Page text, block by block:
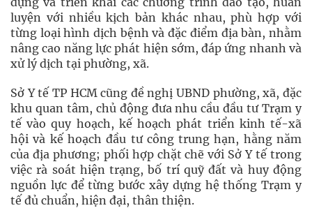
luyện với nhiều kịch bản khác nhau, phù hợp với
từng loại hình dịch bệnh và đặc điểm địa bàn, nhằm
nâng cao năng lực phát hiện sớm, đáp ứng nhanh và
xử lý dịch tại phường, xã.
Sở Y tế TP HCM cũng đề nghị UBND phường, xã, đặc
khu quan tâm, chủ động đưa nhu cầu đầu tư Trạm y
tế vào quy hoạch, kế hoạch phát triển kinh tế-xã
hội và kế hoạch đầu tư công trung hạn, hằng năm
của địa phương; phối hợp chặt chẽ với Sở Y tế trong
việc rà soát hiện trạng, bố trí quỹ đất và huy động
nguồn lực để từng bước xây dựng hệ thống Trạm y
tế đủ chuẩn, hiện đại, thân thiện.